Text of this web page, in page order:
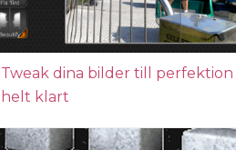
Tweak dina bilder till perfektion
helt klart